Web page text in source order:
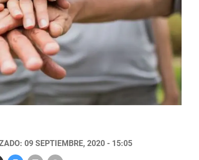
09 SEPTIEMBRE, 2020 - 15:05